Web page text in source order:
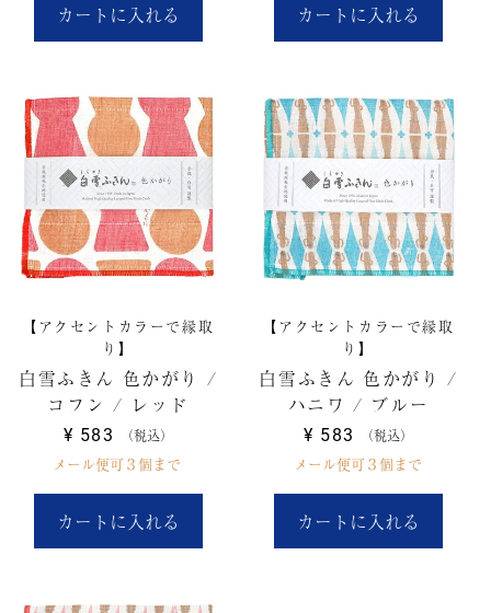
カートに入れる カートに入れる
【アクセントカラーで縁取
り】
白雪ふきん 色かがり /
コフン / レッド
¥ 583 税込
メール便可３個まで
カートに入れる
【アクセントカラーで縁取
り】
白雪ふきん 色かがり /
ハニワ / ブルー
¥ 583 税込
メール便可３個まで
カートに入れる